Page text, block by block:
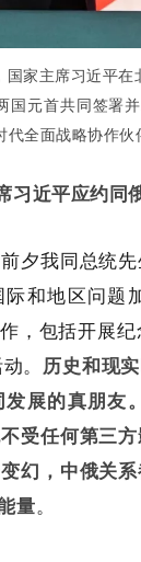
国家主席习近平在
国元首共同签署
全面战略协作伙
近平应约同
夕我同总统
和地区问题
，包括开展
。 历史和现
展的真朋友。
受任何第三
幻，中俄关
量。